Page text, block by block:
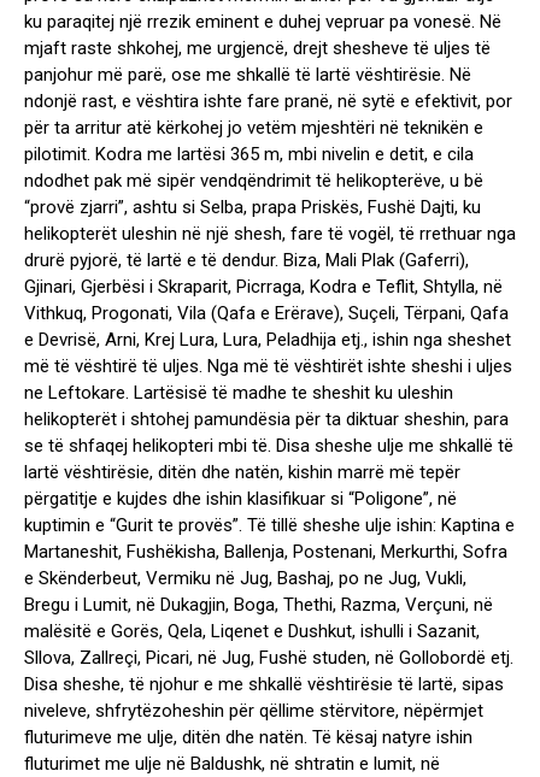
ku paraqitej një rrezik eminent e duhej vepruar pa vonesë. Në
mjaft raste shkohej, me urgjencë, drejt shesheve të uljes të
panjohur më parë, ose me shkallë të lartë vështirësie. Në
ndonjë rast, e vështira ishte fare pranë, në sytë e efektivit, por
për ta arritur atë kërkohej jo vetëm mjeshtëri në teknikën e
pilotimit. Kodra me lartësi 365 m, mbi nivelin e detit, e cila
ndodhet pak më sipër vendqëndrimit të helikopterëve, u bë
“provë zjarri”, ashtu si Selba, prapa Priskës, Fushë Dajti, ku
helikopterët uleshin në një shesh, fare të vogël, të rrethuar nga
drurë pyjorë, të lartë e të dendur. Biza, Mali Plak (Gaferri),
Gjinari, Gjerbësi i Skraparit, Picrraga, Kodra e Teflit, Shtylla, në
Vithkuq, Progonati, Vila (Qafa e Erërave), Suçeli, Tërpani, Qafa
e Devrisë, Arni, Krej Lura, Lura, Peladhija etj., ishin nga sheshet
më të vështirë të uljes. Nga më të vështirët ishte sheshi i uljes
ne Leftokare. Lartësisë të madhe te sheshit ku uleshin
helikopterët i shtohej pamundësia për ta diktuar sheshin, para
se të shfaqej helikopteri mbi të. Disa sheshe ulje me shkallë të
lartë vështirësie, ditën dhe natën, kishin marrë më tepër
përgatitje e kujdes dhe ishin klasifikuar si “Poligone”, në
kuptimin e “Gurit te provës”. Të tillë sheshe ulje ishin: Kaptina e
Martaneshit, Fushëkisha, Ballenja, Postenani, Merkurthi, Sofra
e Skënderbeut, Vermiku në Jug, Bashaj, po ne Jug, Vukli,
Bregu i Lumit, në Dukagjin, Boga, Thethi, Razma, Verçuni, në
malësitë e Gorës, Qela, Liqenet e Dushkut, ishulli i Sazanit,
Sllova, Zallreçi, Picari, në Jug, Fushë studen, në Gollobordë etj.
Disa sheshe, të njohur e me shkallë vështirësie të lartë, sipas
niveleve, shfrytëzoheshin për qëllime stërvitore, nëpërmjet
fluturimeve me ulje, ditën dhe natën. Të kësaj natyre ishin
fluturimet me ulje në Baldushk, në shtratin e lumit, në